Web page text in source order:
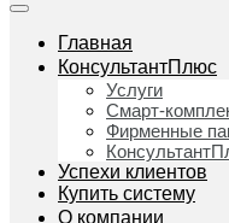
Главная
КонсультантПлюс
Услуги
Смарт-
Фирменные
Успехи клиентов
Купить систему
О компании